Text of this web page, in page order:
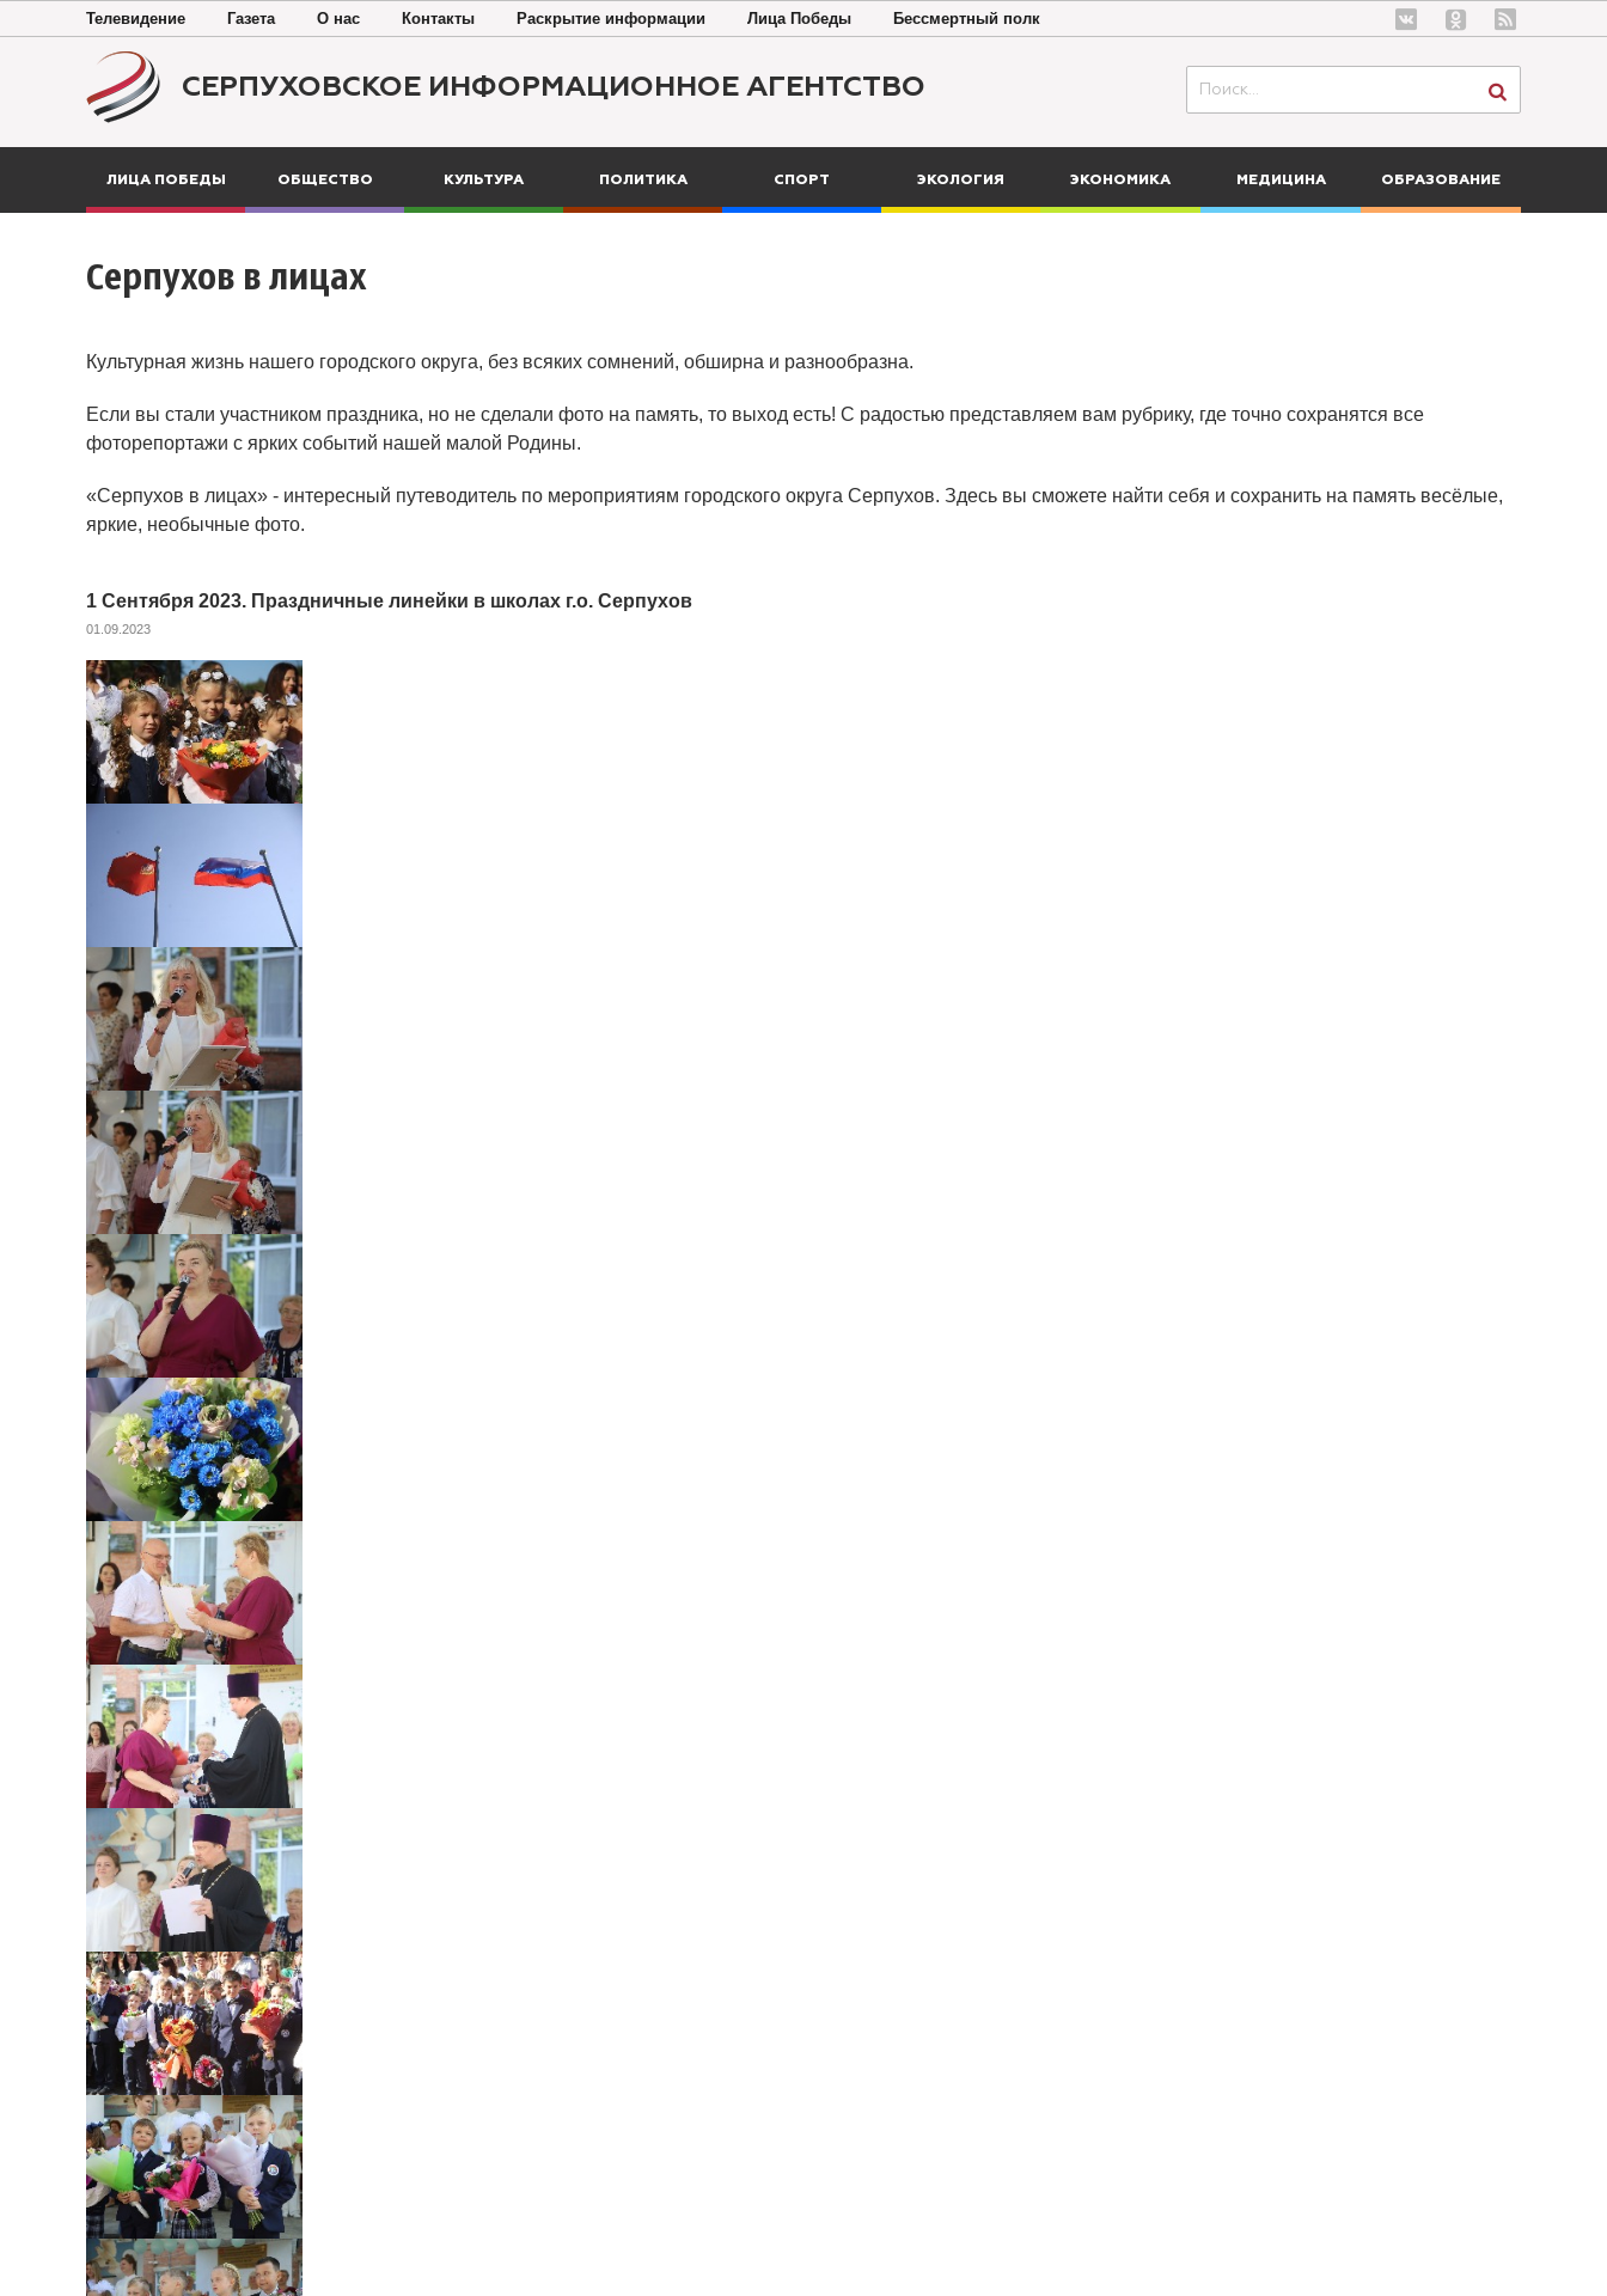
Телевидение Газета О нас Контакты Раскрытие информации Лица Победы Бессмертный полк
СЕРПУХОВСКОЕ ИНФОРМАЦИОННОЕ АГЕНТСТВО
ЛИЦА ПОБЕДЫ ОБЩЕСТВО КУЛЬТУРА ПОЛИТИКА СПОРТ ЭКОЛОГИЯ ЭКОНОМИКА МЕДИЦИНА ОБРАЗОВАНИЕ
Серпухов в лицах
Культурная жизнь нашего городского округа, без всяких сомнений, обширна и разнообразна.
Если вы стали участником праздника, но не сделали фото на память, то выход есть! С радостью представляем вам рубрику, где точно сохранятся все
фоторепортажи с ярких событий нашей малой Родины.
«Серпухов в лицах» - интересный путеводитель по мероприятиям городского округа Серпухов. Здесь вы сможете найти себя и сохранить на память весёлые,
яркие, необычные фото.
1 Сентября 2023. Праздничные линейки в школах г.о. Серпухов
01.09.2023